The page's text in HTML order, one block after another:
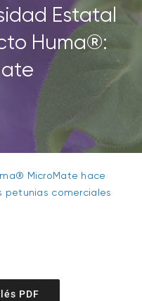
Estatal
Huma®:
MicroMate hace
petunias comerciales
PDF